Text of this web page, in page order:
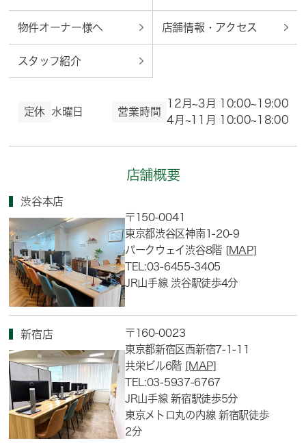
物件オーナー様へ 店舗情報・アクセス
スタッフ紹介
定休 水曜日 営業時間
12月~3月 10:00~19:00
4月~11月 10:00~18:00
店舗概要
渋谷本店
〒150-0041
東京都渋谷区神南1-20-9
パークウェイ渋谷8階 [MAP]
TEL:03-6455-3405
JR山手線 渋谷駅徒歩4分
新宿店
〒160-0023
東京都新宿区西新宿7-1-11
共栄ビル6階 [MAP]
TEL:03-5937-6767
JR山手線 新宿駅徒歩5分
東京メトロ丸の内線 新宿駅徒歩
2分